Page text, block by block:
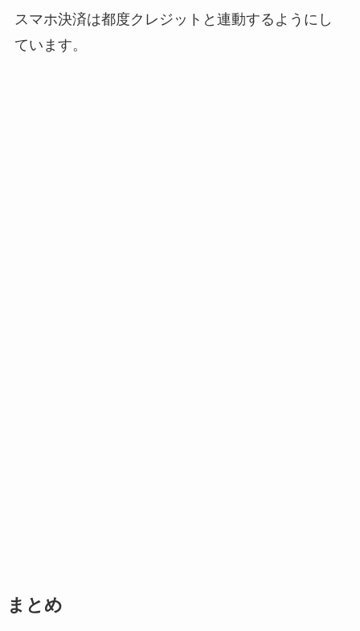
スマホ決済は都度クレジットと連動するようにし
ています。
まとめ